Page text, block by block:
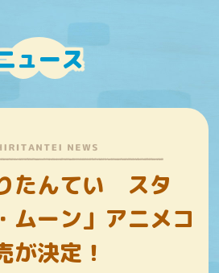
ュース
たんてい スタ
ムーン」アニメコ
が決定！